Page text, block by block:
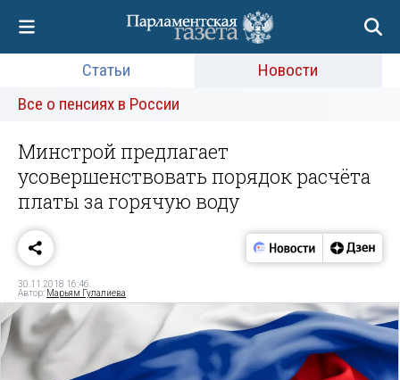
Статьи
Новости
Все о пенсиях в России
Минстрой предлагает
усовершенствовать порядок расчёта
платы за горячую воду
30.11.2018 16:46
Автор: Марьям Гулалиева